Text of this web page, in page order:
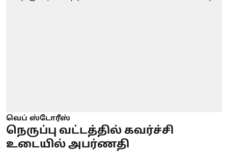
வெப் ஸ்டோரீஸ்
நெருப்பு வட்டத்தில் கவர்ச்சி
உடையில் அபர்ணதி